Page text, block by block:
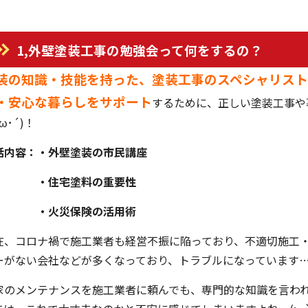
1,外壁塗装工事の勉強会って何をするの？
の知識・技能を持った、塗装工事のスペシャリス
安心な暮らしをサポートするために、正しい塗装工事
´)！
内容：・外壁塗装の市民講座
宅塗料の重要性
災保険の活用術
、コロナ禍で施工業者も経営不振に陥っており、不適切施工
がない会社などが多くなっており、トラブルになっています
のメンテナンスを施工業者に頼んでも、専門的な知識を言わ